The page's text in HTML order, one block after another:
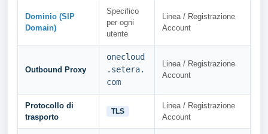
Dominio (SIP
Domain)
Specifico
per ogni
utente
Linea / Registrazione
Account
Outbound Proxy
onecloud
.setera.
com
Linea / Registrazione
Account
Protocollo di
trasporto
TLS
Linea / Registrazione
Account